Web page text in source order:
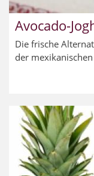
Avocado-
Die frische
der mexikanischen